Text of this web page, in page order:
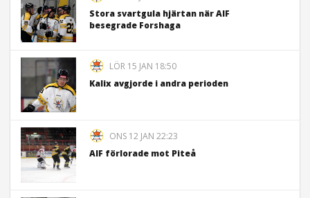
Stora svartgula hjärtan när AIF
besegrade Forshaga
LÖR 15 JAN 18:50
Kalix avgjorde i andra perioden
ONS 12 JAN 22:23
AIF förlorade mot Piteå